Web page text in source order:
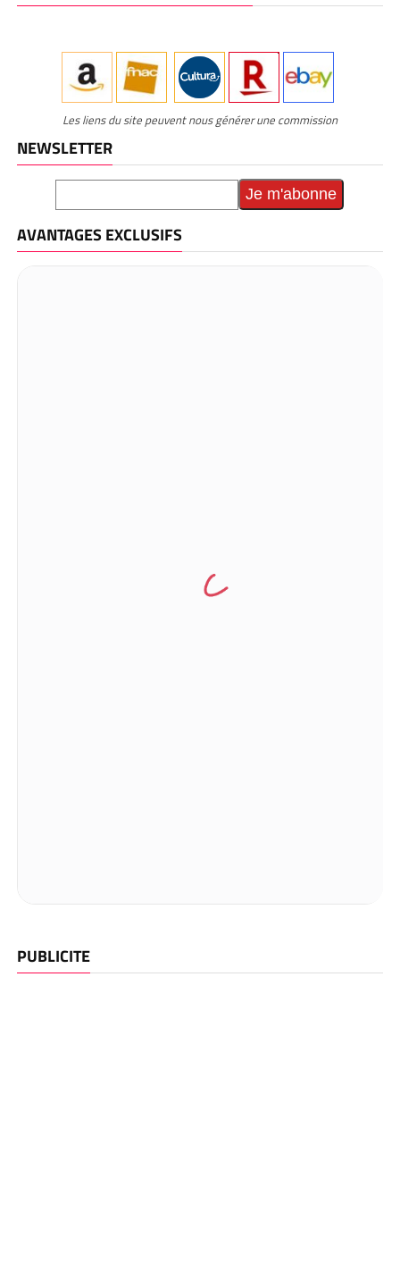
Les liens du site peuvent nous générer une commission
NEWSLETTER
AVANTAGES EXCLUSIFS
PUBLICITE